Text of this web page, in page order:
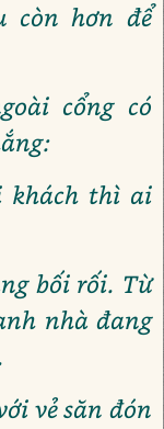
còn hơn để
cổng có
khách thì ai
bối rối. Từ
nhà đang
vẻ săn đón